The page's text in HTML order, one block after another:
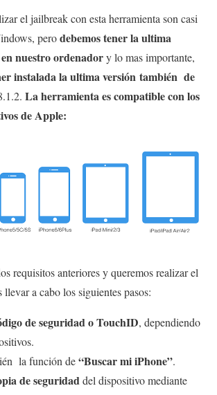
el jailbreak con esta herramienta son casi
perodebemos tener la ultima
nuestro ordenadory lo mas importante,
instalada la ultima versión también de
La herramienta es compatible con los
de Apple:
requisitos anteriores y queremos realizar el
a cabo los siguientes pasos:
de seguridad o TouchID, dependiendo
la función de“Buscar mi iPhone”.
de seguridaddel dispositivo mediante